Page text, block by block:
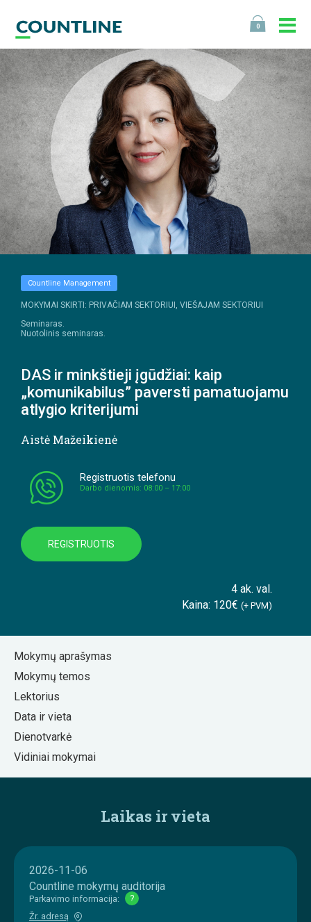
0
Countline Management
MOKYMAI SKIRTI: PRIVAČIAM SEKTORIUI, VIEŠAJAM SEKTORIUI
Seminaras.
Nuotolinis seminaras.
DAS ir minkštieji įgūdžiai: kaip
„komunikabilus” paversti pamatuojamu
atlygio kriterijumi
Aistė Mažeikienė
Registruotis telefonu
Darbo dienomis: 08:00 – 17:00
REGISTRUOTIS
4 ak. val.
Kaina: 120€ (+ PVM)
Mokymų aprašymas
Mokymų temos
Lektorius
Data ir vieta
Dienotvarkė
Vidiniai mokymai
Laikas ir vieta
2026-11-06
Countline mokymų auditorija
Parkavimo informacija:
?
Žr. adresą